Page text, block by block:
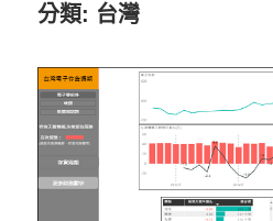
點
分類: 台灣